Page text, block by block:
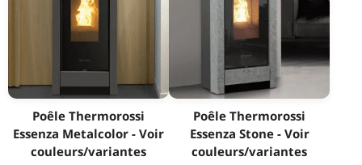
Poêle Thermorossi
Essenza Metalcolor - Voir
couleurs/variantes
Poêle Thermorossi
Essenza Stone - Voir
couleurs/variantes